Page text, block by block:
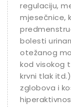
regulaciju,
mjesečnice,
bolesti
otežanog
kod visokog
krvni tlak
zglobova i